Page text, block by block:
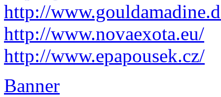
http://
http://www.novaexota.eu/
http://www.epapousek.cz/
Banner